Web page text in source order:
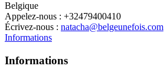
Belgique
Appelez-nous : +32479400410
Écrivez-nous : natacha@belgeunefois.com
Informations
Informations